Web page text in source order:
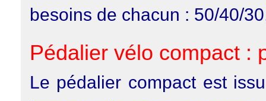
besoins de chacun : 50/40/
Pédalier vélo compact :
Le pédalier compact est